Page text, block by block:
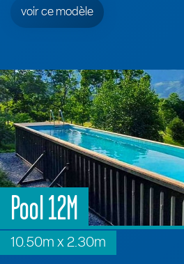
voir ce modèle
Pool 12M
10.50m x 2.30m